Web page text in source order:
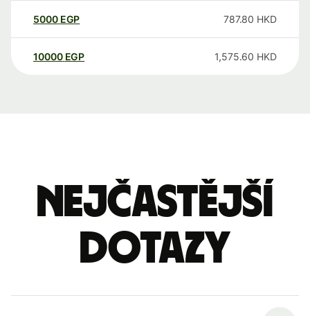
5000 EGP 787.80 HKD
10000 EGP 1,575.60 HKD
Nejčastější
dotazy